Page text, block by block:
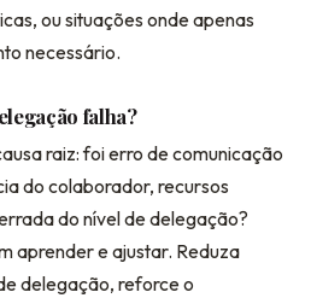
ou situações onde apenas
necessário.
falha?
raiz: foi erro de comunicação
do colaborador, recursos
do nível de delegação?
aprender e ajustar. Reduza
delegação, reforce o